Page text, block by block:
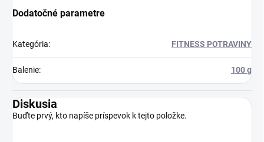
Dodatočné parametre
Kategória: FITNESS POTRAVINY
Balenie: 100 g
Diskusia
Buďte prvý, kto napíše príspevok k tejto položke.